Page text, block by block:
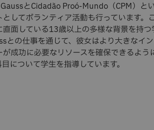
とCidadão Proó-Mundo（CPM）と
してボランティア活動も行っています。
面している13歳以上の多様な背景を持
との仕事を通じて、彼女はより大きなイ
成功に必要なリソースを確保できるよう
について学生を指導しています。